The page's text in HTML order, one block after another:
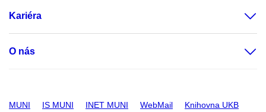
Kariéra
O nás
MUNI IS MUNI INET MUNI WebMail Knihovna UKB